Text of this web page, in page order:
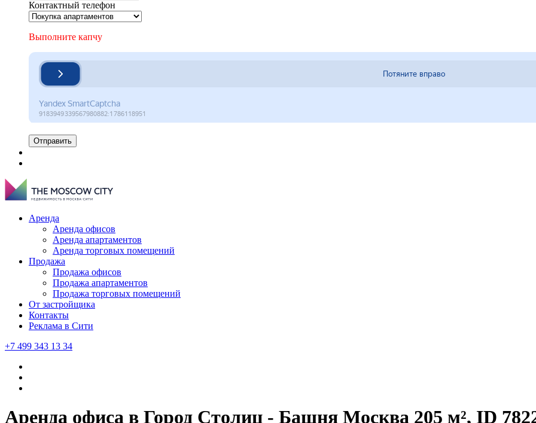
Контактный телефон
Выполните капчу
Отправить
Аренда
Аренда офисов
Аренда апартаментов
Аренда торговых помещений
Продажа
Продажа офисов
Продажа апартаментов
Продажа торговых помещений
От застройщика
Контакты
Реклама в Сити
+7 499 343 13 34
Аренда офиса в Город Столиц - Башня Москва 205 м², ID